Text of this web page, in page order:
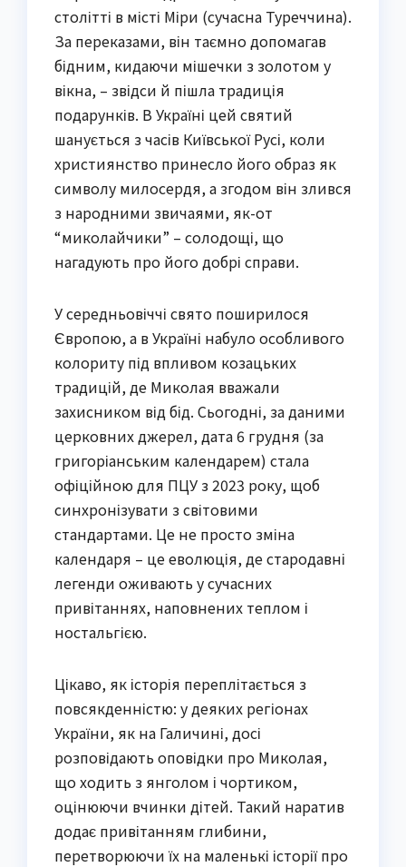
столітті в місті Міри (сучасна Туреччина).
За переказами, він таємно допомагав
бідним, кидаючи мішечки з золотом у
вікна, – звідси й пішла традиція
подарунків. В Україні цей святий
шанується з часів Київської Русі, коли
християнство принесло його образ як
символу милосердя, а згодом він злився
з народними звичаями, як-от
“миколайчики” – солодощі, що
нагадують про його добрі справи.
У середньовіччі свято поширилося
Європою, а в Україні набуло особливого
колориту під впливом козацьких
традицій, де Миколая вважали
захисником від бід. Сьогодні, за даними
церковних джерел, дата 6 грудня (за
григоріанським календарем) стала
офіційною для ПЦУ з 2023 року, щоб
синхронізувати з світовими
стандартами. Це не просто зміна
календаря – це еволюція, де стародавні
легенди оживають у сучасних
привітаннях, наповнених теплом і
ностальгією.
Цікаво, як історія переплітається з
повсякденністю: у деяких регіонах
України, як на Галичині, досі
розповідають оповідки про Миколая,
що ходить з янголом і чортиком,
оцінюючи вчинки дітей. Такий наратив
додає привітанням глибини,
перетворюючи їх на маленькі історії про